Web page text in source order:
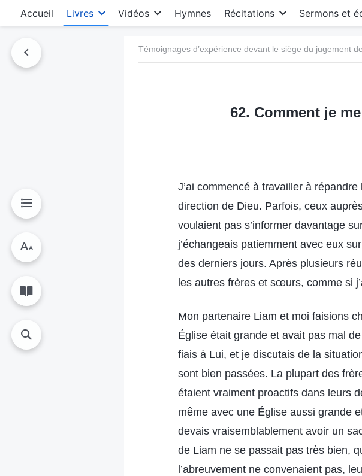
Accueil Livres Vidéos Hymnes Récitations Sermons et
Témoignages d’expérience devant le siège du jugement
62. Comment je
J’ai commencé à travailler à
direction de Dieu. Parfois, ceux
voulaient pas s’informer davantage
j’échangeais patiemment avec eux
des derniers jours. Après plusieurs
les autres frères et sœurs, comme si
Mon partenaire Liam et moi faisions
Église était grande et avait pas mal
fiais à Lui, et je discutais de la
sont bien passées. La plupart des
étaient vraiment proactifs dans leurs
même avec une Église aussi grande
devais vraisemblablement avoir un
de Liam ne se passait pas très bien,
l’abreuvement ne convenaient pas,